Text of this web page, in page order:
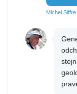
Michel Siffre